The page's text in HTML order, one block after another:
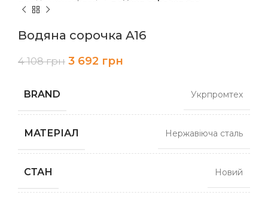
Водяна сорочка A16
4 108грн 3 692 грн
BRAND Укрпромтех
МАТЕРІАЛ Нержавіюча сталь
СТАН Новий